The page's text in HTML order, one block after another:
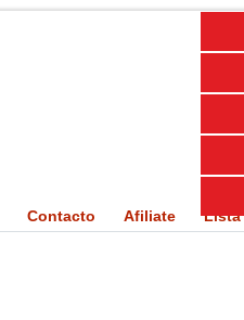
Contacto Afiliate Lista